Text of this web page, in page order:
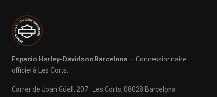
Espacio Harley-Davidson Barcelona — Concessionnaire
officiel à Les Corts.
Carrer de Joan Güell, 207 · Les Corts, 08028 Barcelona